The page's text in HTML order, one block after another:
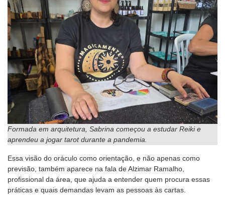
Formada em arquitetura, Sabrina começou a estudar Reiki e
aprendeu a jogar tarot durante a pandemia.
Essa visão do oráculo como orientação, e não apenas como
previsão, também aparece na fala de Alzimar Ramalho,
profissional da área, que ajuda a entender quem procura essas
práticas e quais demandas levam as pessoas às cartas.